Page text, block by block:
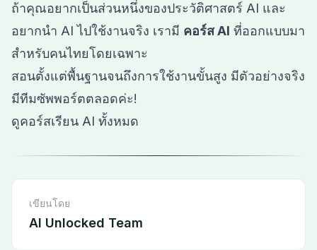
ถ้าคุณอยากเป็นส่วนหนึ่งของประวัติศาสตร์ AI และ
อยากนำ AI ไปใช้งานจริง เรามี คอร์ส AI ที่ออกแบบมา
สำหรับคนไทยโดยเฉพาะ
สอนตั้งแต่พื้นฐานจนถึงการใช้งานขั้นสูง มีตัวอย่างจริง
มีทีมซัพพอร์ตตลอดค่ะ!
ดูคอร์สเรียน AI ทั้งหมด
เขียนโดย
AI Unlocked Team